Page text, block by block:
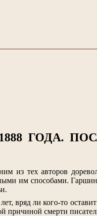
ГОДА.
из тех авторов
им способами.
вряд ли кого-то
причиной смерти